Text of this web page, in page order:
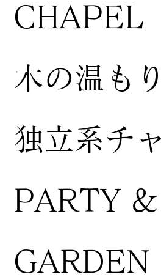
CHAPEL
木の温も
独立系チ
PARTY &
GARDEN